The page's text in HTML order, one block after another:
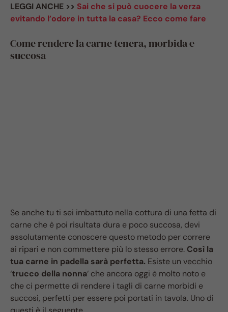
LEGGI ANCHE >> Sai che si può cuocere la verza
evitando l’odore in tutta la casa? Ecco come fare
Come rendere la carne tenera, morbida e
succosa
Se anche tu ti sei imbattuto nella cottura di una fetta di
carne che è poi risultata dura e poco succosa, devi
assolutamente conoscere questo metodo per correre
ai ripari e non commettere più lo stesso errore. Così la
tua carne in padella sarà perfetta. Esiste un vecchio
‘trucco della nonna‘ che ancora oggi è molto noto e
che ci permette di rendere i tagli di carne morbidi e
succosi, perfetti per essere poi portati in tavola. Uno di